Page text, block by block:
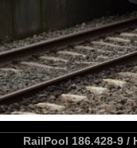
RailPool 186.428-9 /